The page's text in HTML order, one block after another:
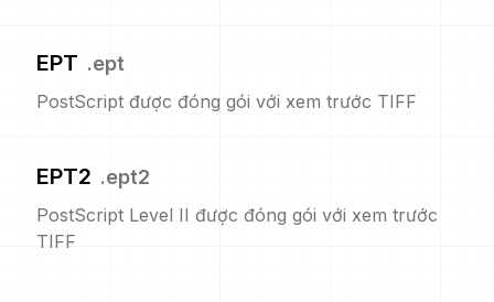
EPT .ept
PostScript được đóng gói với xem trước TIFF
EPT2 .ept2
PostScript Level II được đóng gói với xem trước
TIFF